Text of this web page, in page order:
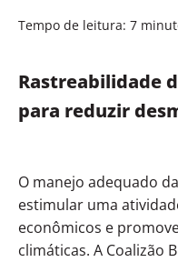
Tempo de leitura: 7
Rastreabilidade
para reduzir
O manejo adequado
estimular uma
econômicos e
climáticas. A Coalizão